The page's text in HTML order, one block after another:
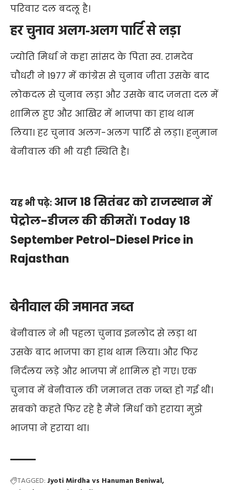
परिवार दल बदलू है।
हर चुनाव अलग-अलग पार्टि से लड़ा
ज्योति मिर्धा ने कहा सांसद के पिता स्व. रामदेव
चौधरी ने 1977 में कांग्रेस से चुनाव जीता उसके बाद
लोकदल से चुनाव लड़ा और उसके बाद जनता दल में
शामिल हुए और आखिर में भाजपा का हाथ थाम
लिया। हर चुनाव अलग-अलग पार्टि से लड़ा। हनुमान
बेनीवाल की भी यही स्थिति है।
यह भी पढ़े: आज 18 सितंबर को राजस्थान में
पेट्रोल-डीजल की कीमतें। Today 18
September Petrol-Diesel Price in
Rajasthan
बेनीवाल की जमानत जब्त
बेनीवाल ने भी पहला चुनाव इनलोद से लड़ा था
उसके बाद भाजपा का हाथ थाम लिया। और फिर
निर्दलय लड़े और भाजपा में शामिल हो गए। एक
चुनाव में बेनीवाल की जमानत तक जब्त हो गई थी।
सबको कहते फिर रहे है मैंने मिर्धा को हराया मुझे
भाजपा ने हराया था।
TAGGED: Jyoti Mirdha vs Hanuman Beniwal